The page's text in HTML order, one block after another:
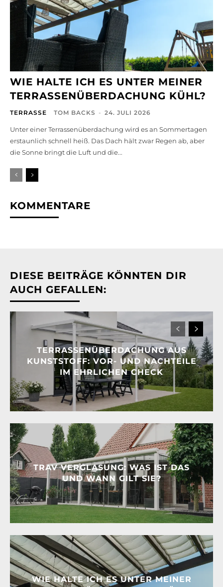
WIE HALTE ICH ES UNTER MEINER
TERRASSENÜBERDACHUNG KÜHL?
TERRASSE TOM BACKS - 24. JULI 2026
Unter einer Terrassenüberdachung wird es an Sommertagen
erstaunlich schnell heiß. Das Dach hält zwar Regen ab, aber
die Sonne bringt die Luft und die...
KOMMENTARE
DIESE BEITRÄGE KÖNNTEN DIR
AUCH GEFALLEN:
TERRASSENÜBERDACHUNG AUS
KUNSTSTOFF: VOR- UND NACHTEILE
IM EHRLICHEN CHECK
TRAV VERGLASUNG: WAS IST DAS
UND WANN GILT SIE?
WIE HALTE ICH ES UNTER MEINER